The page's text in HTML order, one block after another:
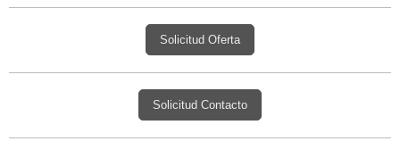
Solicitud Oferta
Solicitud Contacto